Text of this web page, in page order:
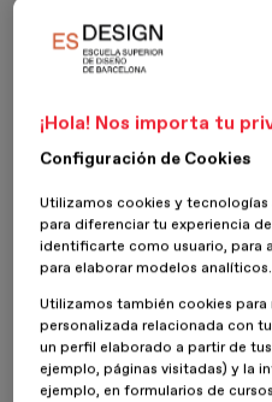
16 Febrero 2018Antonio Ruiz
¡Hola! Nos importa tu
Configuración de Cookies
Utilizamos cookies y
para diferenciar tu experiencia
identificarte como usuario, para
para elaborar modelos analíticos.
Utilizamos también cookies
personalizada relacionada con
un perfil elaborado a partir de
ejemplo, páginas visitadas) y la
ejemplo, en formularios de